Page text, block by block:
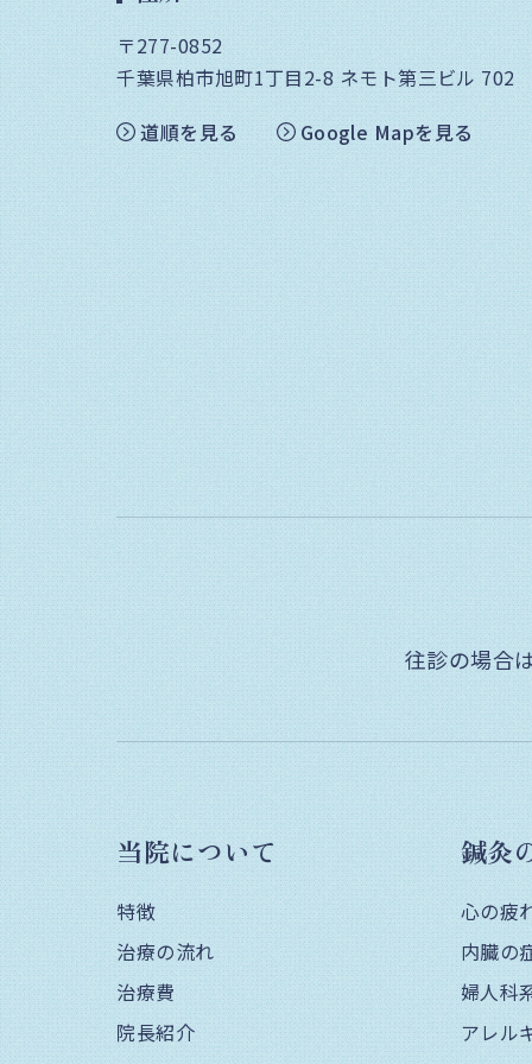
〒277-0852
千葉県柏市旭町1丁目2-8 ネモト第三ビル 702
道順を見る
Google Mapを見る
往診の場合
当院について
特徴
治療の流れ
治療費
院長紹介
鍼灸
心の疲
内臓の
婦人科
アレル